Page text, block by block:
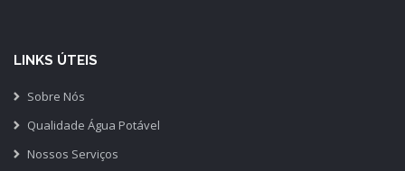
LINKS ÚTEIS
Sobre Nós
Qualidade Água Potável
Nossos Serviços